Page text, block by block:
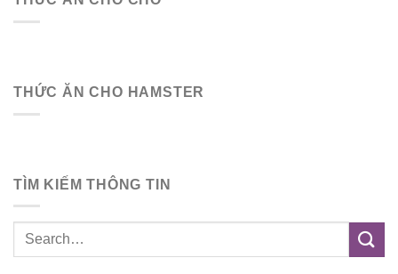
THỨC ĂN CHO HAMSTER
TÌM KIẾM THÔNG TIN